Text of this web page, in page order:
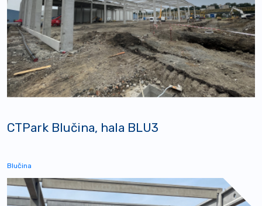
CTPark Blučina, hala BLU3
Blučina